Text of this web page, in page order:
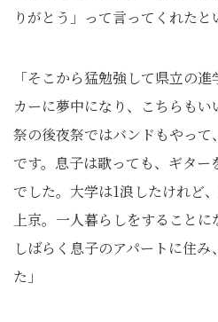
りがとう」って言ってくれたと
「そこから猛勉強して県立の
カーに夢中になり、こちらも
祭の後夜祭ではバンドもやっ
です。息子は歌っても、ギタ
でした。大学は1浪したけれど
上京。一人暮らしをすることに
しばらく息子のアパートに住
た」